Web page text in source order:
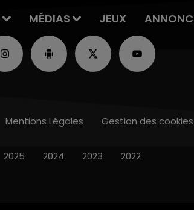
MÉDIAS JEUX
Mentions Légales Gestion des cookies
2025 2024 2023 2022